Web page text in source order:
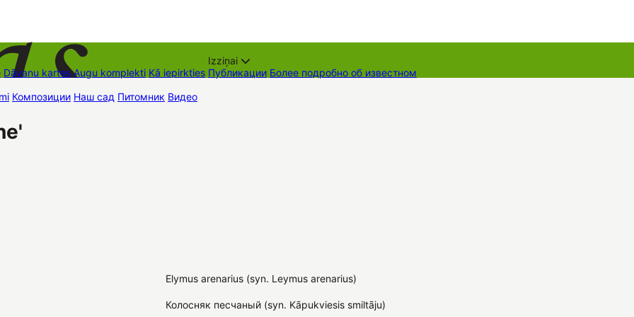
Dāvanu kartes Augu komplekti Kā iepirkties
Izziņai
Публикации Более подробно об известном
Композиции Наш сад Питомник Видео
Elymus arenarius (syn. Leymus arenarius)
Колосняк песчаный (syn. Kāpukviesis smiltāju)